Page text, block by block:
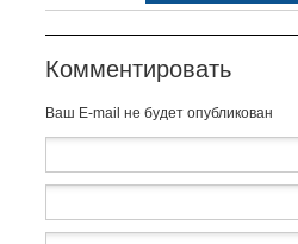
Комментировать
Baш E-mail не будет опубликован